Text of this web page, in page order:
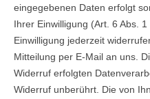
eingegebenen Daten erfolgt
Ihrer Einwilligung (Art. 6 Abs.
Einwilligung jederzeit
Mitteilung per E-Mail an uns.
Widerruf erfolgten
Widerruf unberührt. Die von